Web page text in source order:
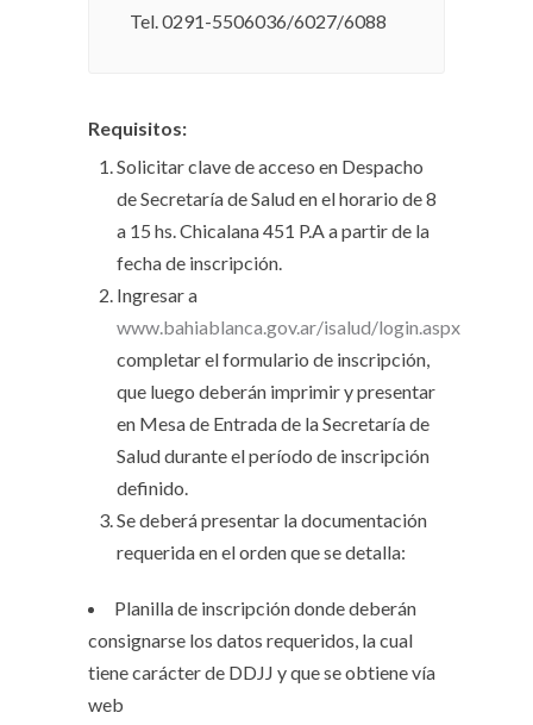
Tel. 0291-5506036/6027/6088
Requisitos:
Solicitar clave de acceso en Despacho
de Secretaría de Salud en el horario de 8
a 15 hs. Chicalana 451 P.A a partir de la
fecha de inscripción.
Ingresar a
www.bahiablanca.gov.ar/isalud/login.aspx
completar el formulario de inscripción,
que luego deberán imprimir y presentar
en Mesa de Entrada de la Secretaría de
Salud durante el período de inscripción
definido.
Se deberá presentar la documentación
requerida en el orden que se detalla:
Planilla de inscripción donde deberán
consignarse los datos requeridos, la cual
tiene carácter de DDJJ y que se obtiene vía
web